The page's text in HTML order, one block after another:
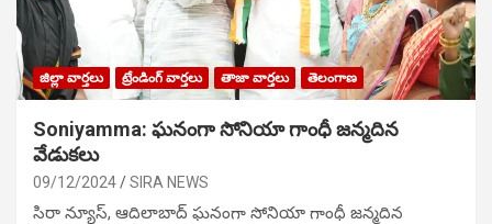
జిల్లా వార్తలు ట్రేండింగ్ వార్తలు తాజా వార్తలు తెలంగాణ
Soniyamma: ఘ‌నంగా సోనియా గాంధీ జ‌న్మ‌దిన
వేడుక‌లు
09/12/2024 SIRA NEWS
సిరా న్యూస్, ఆదిలాబాద్ ఘ‌నంగా సోనియా గాంధీ జ‌న్మ‌దిన